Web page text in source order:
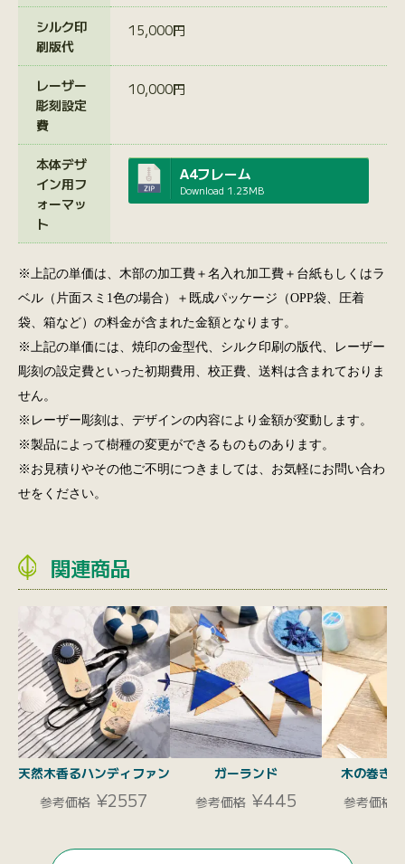
シルク印
刷版代
15,000円
レーザー
彫刻設定
費
10,000円
本体デザ
イン用フ
ォーマッ
ト
A4フレーム
Download 1.23MB
※上記の単価は、木部の加工費＋名入れ加工費＋台紙もしくはラ
ベル（片面スミ1色の場合）＋既成パッケージ（OPP袋、圧着
袋、箱など）の料金が含まれた金額となります。
※上記の単価には、焼印の金型代、シルク印刷の版代、レーザー
彫刻の設定費といった初期費用、校正費、送料は含まれておりま
せん。
※レーザー彫刻は、デザインの内容により金額が変動します。
※製品によって樹種の変更ができるものものあります。
※お見積りやその他ご不明につきましては、お気軽にお問い合わ
せをください。
関連商品
天然木香るハンディファン
参考価格 ¥2557
ガーランド
参考価格 ¥445
木の巻き
参考価格